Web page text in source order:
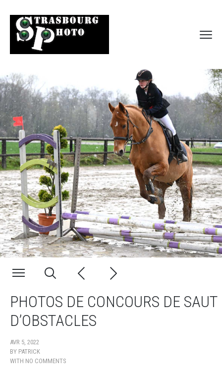
PHOTOS DE CONCOURS DE SAUT
D’OBSTACLES
AVR 5, 2022
BY PATRICK
WITH NO COMMENTS